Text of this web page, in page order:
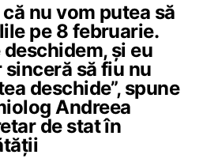
nu vom putea să
pe 8 februarie.
și eu
sinceră să fiu nu
deschide”, spune
Andreea
de stat în